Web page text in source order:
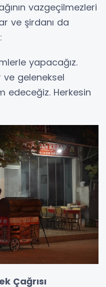
vazgeçilmezleri
ve şirdanı da
yapacağız.
ve geleneksel
edeceğiz. Herkesin
Çağrısı